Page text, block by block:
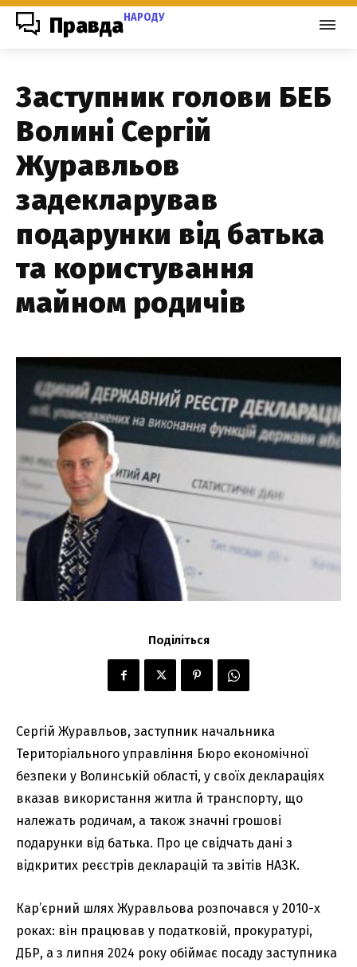
ПравдаНАРОДУ
Заступник голови БЕБ
Волині Сергій
Журавльов
задекларував
подарунки від батька
та користування
майном родичів
Поділіться
Сергій Журавльов, заступник начальника
Територіального управління Бюро економічної
безпеки у Волинській області, у своїх деклараціях
вказав використання житла й транспорту, що
належать родичам, а також значні грошові
подарунки від батька. Про це свідчать дані з
відкритих реєстрів декларацій та звітів НАЗК.
Кар’єрний шлях Журавльова розпочався у 2010-х
роках: він працював у податковій, прокуратурі,
ДБР, а з липня 2024 року обіймає посаду заступника